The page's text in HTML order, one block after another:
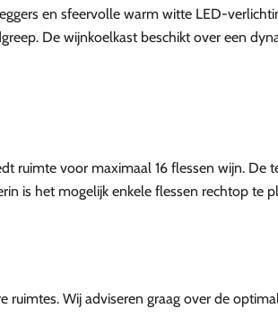
en sfeervolle warm witte LED-
De wijnkoelkast beschikt over een
ruimte voor maximaal 16 flessen wijn.
is het mogelijk enkele flessen rechtop te
Wij adviseren graag over de